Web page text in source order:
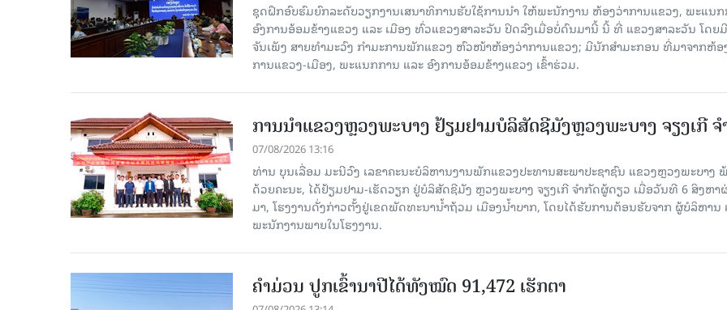
ຊຸດຝຶກອົບຮົມຍົກລະດັບວຽກງານເສນາທິການຮັບໃຊ້ການນໍາ ໃຫ້ພະນັກງານ ຫ້ອງວ່າການແຂວງ, ພະແນ
ອົງການອ້ອມຂ້າງແຂວງ ແລະ ເມືອງ ທົ່ວແຂວງສາລະວັນ ປິດລົງເມື່ອ​ບໍ່​ດົນ​ມາ​ນີ້ ນີ້ ທີ່ ແຂວງສາລະວັນ ໂດຍ​
ຈັນເພັງ ສາຍທຳມະວົງ ກຳມະການພັກແຂວງ ຫົວໜ້າຫ້ອງວ່າການແຂວງ; ມີນັກສຳມະກອນ ທີ່ມາຈາກຫ້ອ
ການແຂວງ-ເມືອງ, ພະແນກການ ແລະ ອົງການອ້ອມຂ້າງແຂວງ ເຂົ້າຮ່ວມ.
ການນຳແຂວງຫຼວງພະບາງ ຢ້ຽມ​ຢາມບໍ​ລິ​ສັດຊີມັງຫຼວງພະບາງ ຈຽງເກີ
07/08/2026 13:16
ທ່ານ ບຸນເລື່ອມ ມະນີວົງ ເລ​ຂາ​ຄະ​ນະ​ບໍ​ລິ​ຫານ​ງານ​ພັກແຂວງປະທານສະພາປະຊາຊົນ ແຂວງຫຼວງພະບາງ
ດ້ວຍຄະນະ, ໄດ້ຢ້ຽມຢາມ-ເຮັດວຽກ ຢູ່ບໍລິສັດຊີມັງ ຫຼວງພະບາງ ຈຽງເກີ ຈໍາກັດຜູ້ດຽວ ເມື່ອ​ວັນ​ທີ 6 ສິງ​ຫາ​
ມາ, ໂຮງ​ງານ​ດັ່ງ​ກ່າວຕັ້ງຢູ່ເຂດພັດທະນານ້ຳຖ້ວມ ເມືອງນໍ້າບາກ, ໂດຍໄດ້ຮັບການຕ້ອນຮັບຈາກ ຜູ້ບໍລິຫານ
ພະນັກງານພາຍໃນໂຮງງານ.
ຄໍາມ່ວນ ປູກເຂົ້ານາປີໄດ້ທັງໝົດ 91,472 ເຮັກຕາ